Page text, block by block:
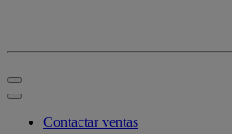
Contactar ventas